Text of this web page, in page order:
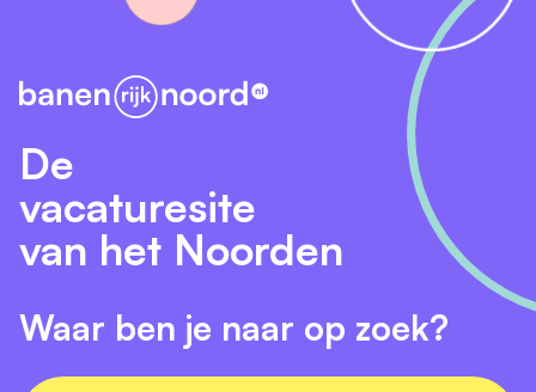
De
vacaturesite
van het Noorden
Waar ben je naar op zoek?